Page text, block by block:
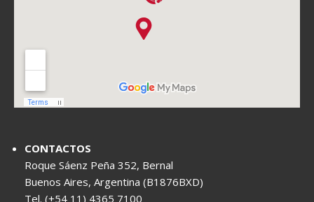
CONTACTOS
Roque Sáenz Peña 352, Bernal
Buenos Aires, Argentina (B1876BXD)
Tel. (+54 11) 4365 7100